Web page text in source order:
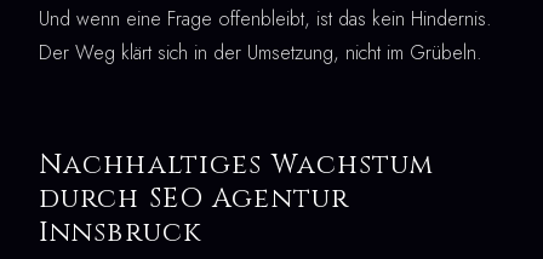
Und wenn eine Frage offenbleibt, ist das kein Hindernis.
Der Weg klärt sich in der Umsetzung, nicht im Grübeln.
Nachhaltiges Wachstum
durch SEO Agentur
Innsbruck